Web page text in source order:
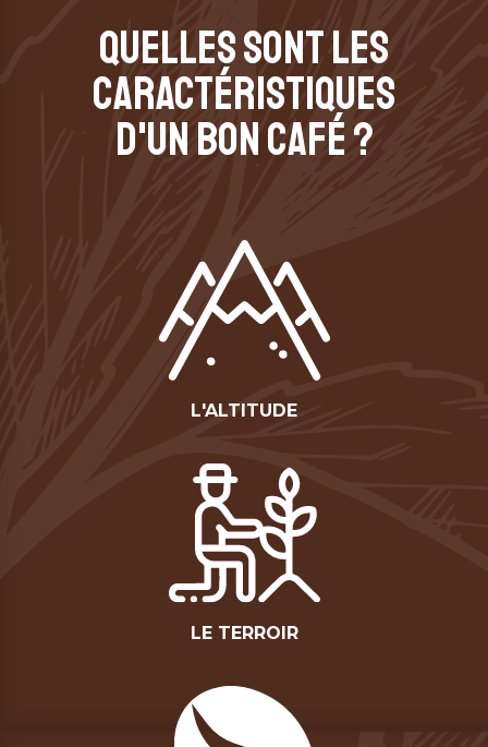
QUELLES SONT LES
CARACTÉRISTIQUES
D'UN BON CAFÉ ?
L'ALTITUDE
LE TERROIR